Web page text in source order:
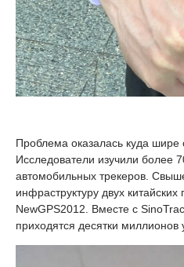
Проблема оказалась куда шире
Исследователи изучили более
автомобильных трекеров.
инфраструктуру двух
NewGPS2012. Вместе с
приходятся десятки миллионов